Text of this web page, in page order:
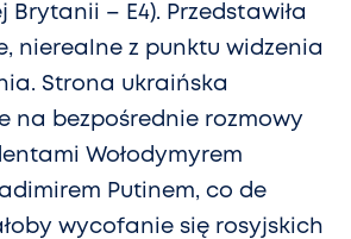
Brytanii – E4). Przedstawiła
nierealne z punktu widzenia
Strona ukraińska
na bezpośrednie rozmowy
Wołodymyrem
Putinem, co de
wycofanie się rosyjskich